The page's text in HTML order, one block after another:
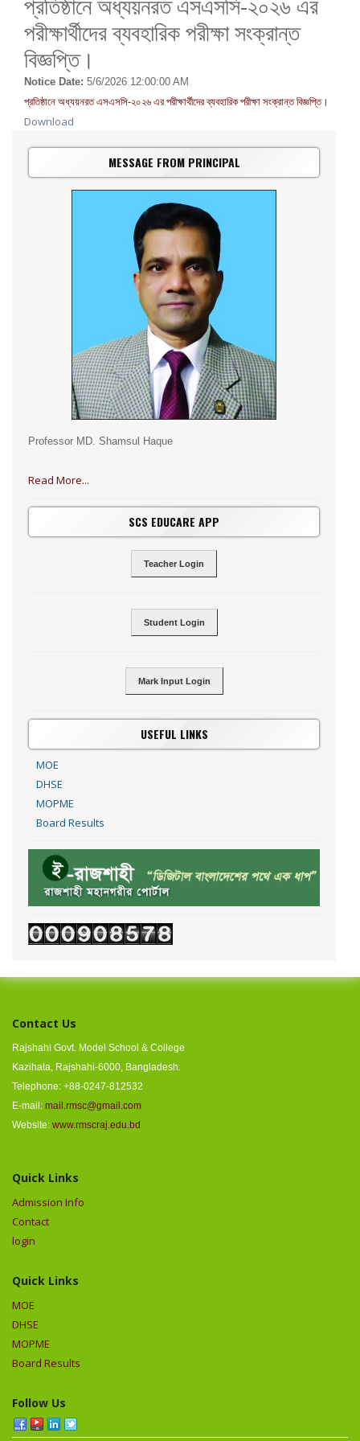
পরীক্ষার্থীদের ব্যবহারিক পরীক্ষা সংক্রান্ত
বিজ্ঞপ্তি।
Notice Date: 5/6/2026 12:00:00 AM
প্রতিষ্ঠানে অধ্যয়নরত এসএসসি-২০২৬ এর পরীক্ষার্থীদের ব্যবহারিক পরীক্ষা সংক্রান্ত বিজ্ঞপ্তি।
Download
MESSAGE FROM PRINCIPAL
Professor MD. Shamsul Haque
Read More...
SCS EDUCARE APP
Teacher Login
Student Login
Mark Input Login
USEFUL LINKS
MOE
DHSE
MOPME
Board Results
Contact Us
Rajshahi Govt. Model School & College
Kazihata, Rajshahi-6000, Bangladesh.
Telephone: +88-0247-812532
E-mail: mail.rmsc@gmail.com
Website: www.rmscraj.edu.bd
Quick Links
Admission Info
Contact
login
Quick Links
MOE
DHSE
MOPME
Board Results
Follow Us